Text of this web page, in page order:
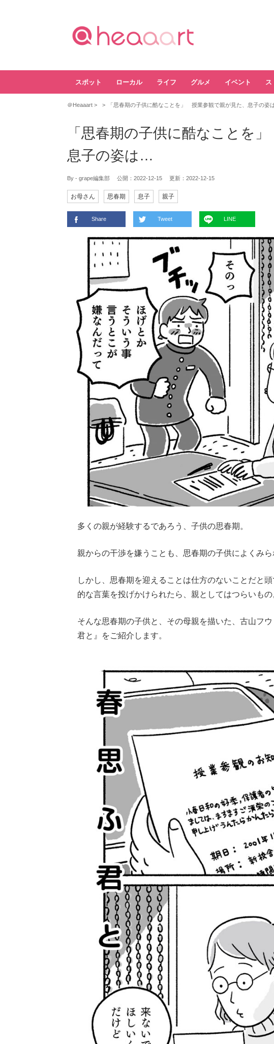
スポット ローカル ライフ グルメ イベント ス
＠Heaaart 「思春期の子供に酷なことを」 授業参観で親が見た、息子の姿
「思春期の子供に酷なことを
息子の姿は…
By - grape編集部 公開： 2022-12-15 更新： 2022-12-15
お母さん 思春期 息子 親子
Share Tweet LINE
多くの親が経験するであろう、子供の思春期。
親からの干渉を嫌うことも、思春期の子供によくみら
しかし、思春期を迎えることは仕方のないことだと
的な言葉を投げかけられたら、親としてはつらいもの
そんな思春期の子供と、その母親を描いた、古山フウ
君と』をご紹介します。